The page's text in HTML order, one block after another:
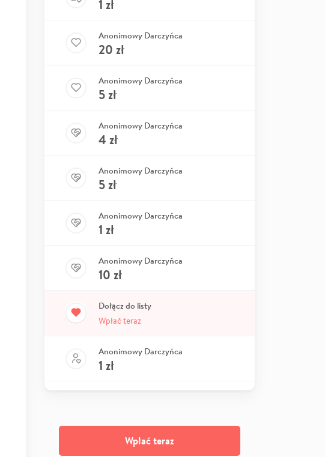
1 zł
Anonimowy Darczyńca
20 zł
Anonimowy Darczyńca
5zł
Anonimowy Darczyńca
4 zł
Anonimowy Darczyńca
5zł
Anonimowy Darczyńca
1 zł
Anonimowy Darczyńca
10 zł
Dołącz do listy
Wpłać teraz
Anonimowy Darczyńca
1 zł
Wpłać teraz